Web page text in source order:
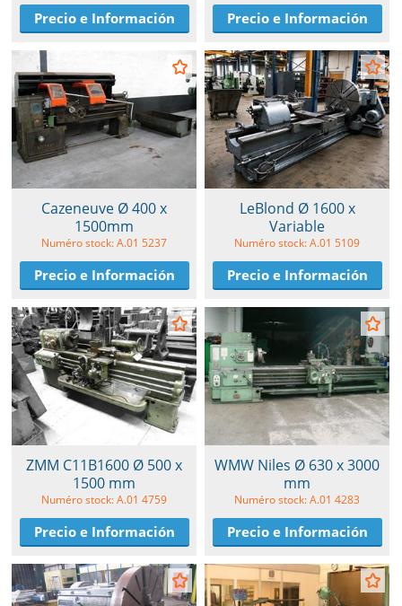
Precio e Información Precio e Información
Cazeneuve Ø 400 x
1500mm
Numéro stock: A.01 5237
Precio e Información
LeBlond Ø 1600 x
Variable
Numéro stock: A.01 5109
Precio e Información
ZMM C11B1600 Ø 500 x
1500 mm
Numéro stock: A.01 4759
Precio e Información
WMW Niles Ø 630 x 3000
mm
Numéro stock: A.01 4283
Precio e Información